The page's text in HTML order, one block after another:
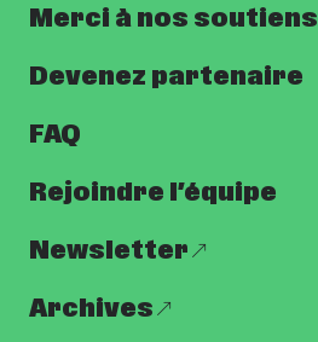
Merci à nos soutiens
Devenez partenaire
FAQ
Rejoindre l’équipe
Newsletter
Archives